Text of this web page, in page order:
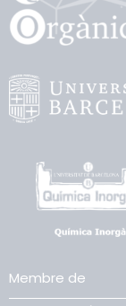
Membre de